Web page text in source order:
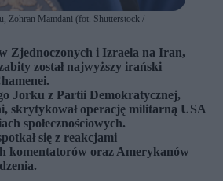
Zohran Mamdani (fot. Shutterstock /
Zjednoczonych i Izraela na Iran,
został najwyższy irański
Jorku z Partii Demokratycznej,
skrytykował operację militarną USA
społecznościowych.
się z reakcjami
komentatorów oraz Amerykanów